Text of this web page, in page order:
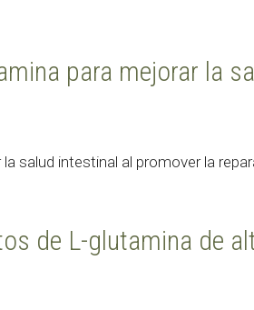
para mejorar la
salud intestinal al promover la
de L-glutamina de